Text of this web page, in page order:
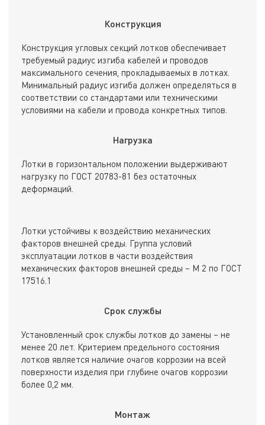
Конструкция
Конструкция угловых секций лотков обеспечивает
требуемый радиус изгиба кабелей и проводов
максимального сечения, прокладываемых в лотках.
Минимальный радиус изгиба должен определяться в
соответствии со стандартами или техническими
условиями на кабели и провода конкретных типов.
Нагрузка
Лотки в горизонтальном положении выдерживают
нагрузку по ГОСТ 20783-81 без остаточных
деформаций.
Лотки устойчивы к воздействию механических
факторов внешней среды. Группа условий
эксплуатации лотков в части воздействия
механических факторов внешней среды – М 2 по ГОСТ
17516.1
Срок службы
Установленный срок службы лотков до замены – не
менее 20 лет. Критерием предельного состояния
лотков является наличие очагов коррозии на всей
поверхности изделия при глубине очагов коррозии
более 0,2 мм.
Монтаж